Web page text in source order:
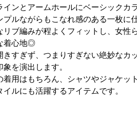
インとアームホールにベーシックカ
プルながらもこなれ感のある一枚に
リブ編みが程よくフィットし、女性
着心地◎
きすぎず、つまりすぎない絶妙なカ
を演出します。
着用はもちろん、シャツやジャケッ
イルにも活躍するアイテムです。